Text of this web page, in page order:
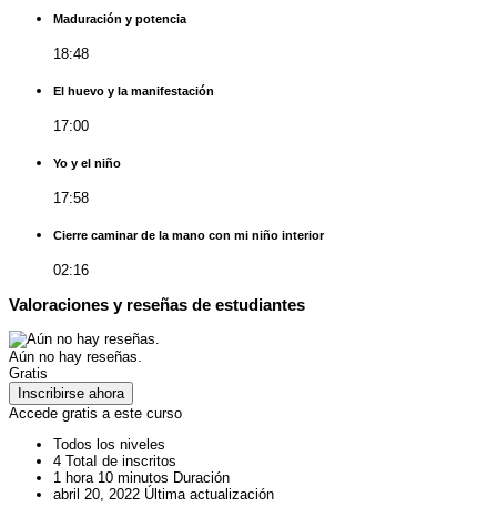
Maduración y potencia
18:48
El huevo y la manifestación
17:00
Yo y el niño
17:58
Cierre caminar de la mano con mi niño interior
02:16
Valoraciones y reseñas de estudiantes
Aún no hay reseñas.
Gratis
Inscribirse ahora
Accede gratis a este curso
Todos los niveles
4 TotaI de inscritos
1 hora10 minutos Duración
abril 20, 2022 Última actualización